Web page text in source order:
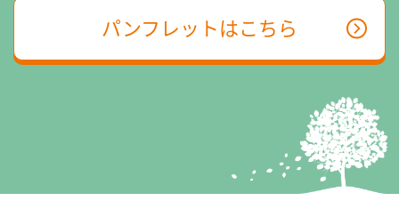
パンフレットはこちら